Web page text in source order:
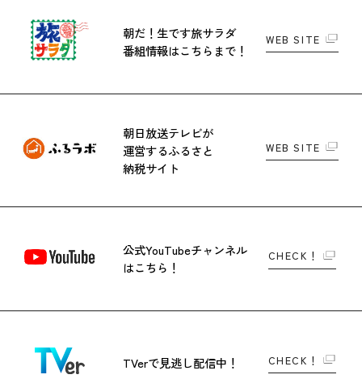
朝だ！生です旅サラダ
番組情報はこちらまで！
WEB SITE
朝日放送テレビが
運営するふるさと
納税サイト
WEB SITE
公式YouTubeチャンネル
はこちら！
CHECK！
TVerで見逃し配信中！ CHECK！